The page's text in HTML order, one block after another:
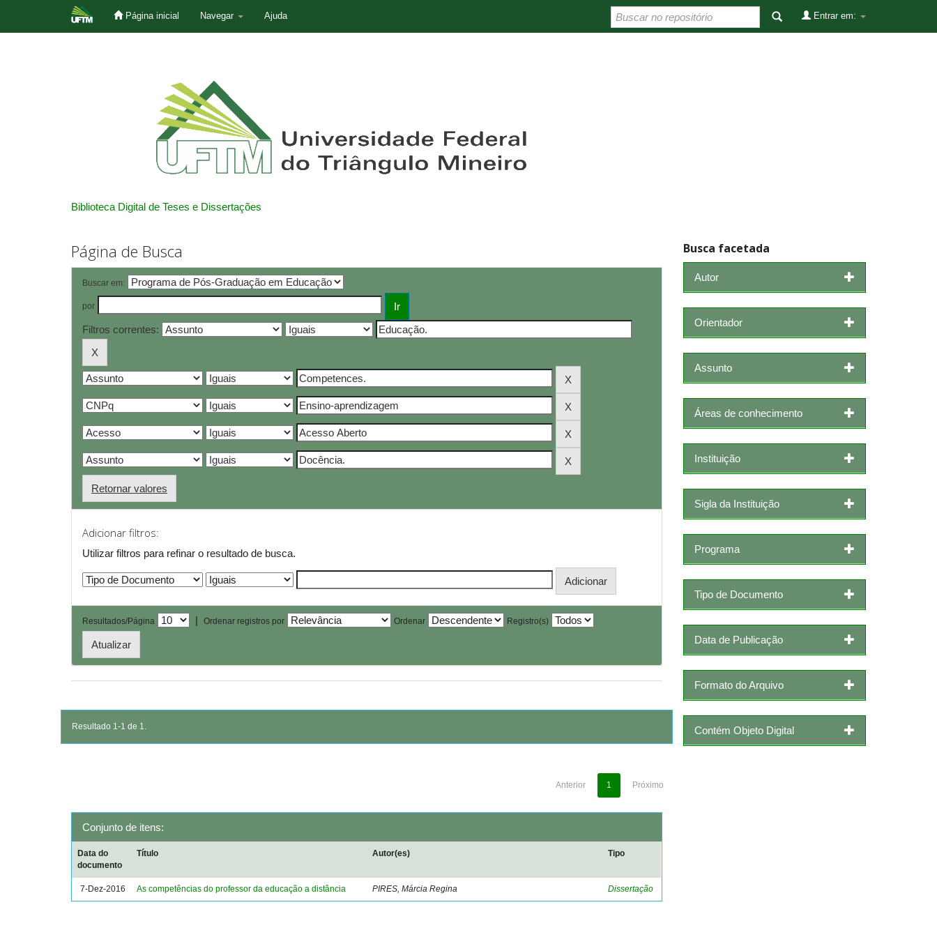
Página inicial Navegar Ajuda Entrar em:
Biblioteca Digital de Teses e Dissertações
Página de Busca
Buscar em:
por
Filtros correntes:
Retornar valores
Adicionar filtros:
Utilizar filtros para refinar o resultado de busca.
Resultados/Página | Ordenar registros por Ordenar Registro(s)
Resultado 1-1 de 1.
Anterior 1 Próximo
Conjunto de itens:
Data do
documento
Título Autor(es) Tipo
7-Dez-2016 As competências do professor da educação a distância PIRES, Márcia Regina Dissertação
Busca facetada
Autor
Orientador
Assunto
Áreas de conhecimento
Instituição
Sigla da Instituição
Programa
Tipo de Documento
Data de Publicação
Formato do Arquivo
Contém Objeto Digital